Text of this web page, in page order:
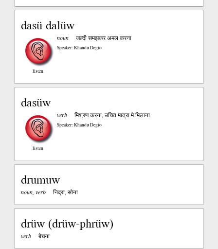
dasü dalüw
listen
noun जल्दी समझकर अमल करना
Speaker: Khandu Degio
dasüw
listen
verb मिश्रण करना, उचित मात्रा मे मिलाना
Speaker: Khandu Degio
drumuw
noun, verb निद्रा, सोना
drüw (drüw-phrüw)
verb बेचना